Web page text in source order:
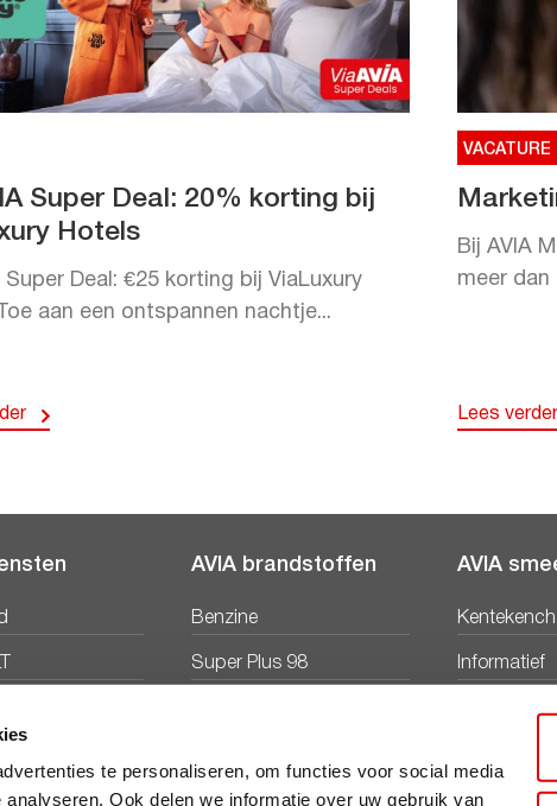
te personaliseren, om functies voor social media
Ook delen we informatie over uw gebruik van
Super Deal: 20% korting bij
Hotels
Super Deal: €25 korting bij ViaLuxury
aan een ontspannen nachtje...
VACATURE
Bij AVIA
meer dan
Lees verder
AVIA brandstoffen
Benzine
Super Plus 98
AVIA
Informatief